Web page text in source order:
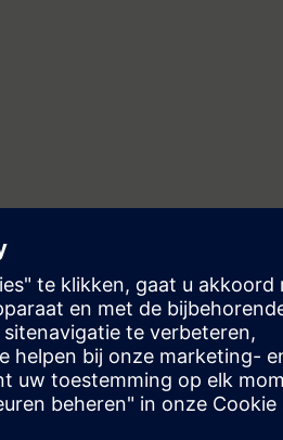
skrivna med SCL.
och minska underhållet för
som genomförs med TIA Portal i
Comfortpanel TP700 och ett
plc (TIA-PRO1)